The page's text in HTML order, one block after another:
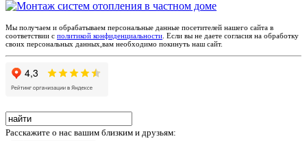
Мы получаем и обрабатываем персональные данные посетителей нашего сайта в
соответствии с политикой конфиденциальности . Если вы не даете согласия на обработку
своих персональных данных,вам необходимо покинуть наш сайт.
Расскажите о нас вашим близким и друзьям: